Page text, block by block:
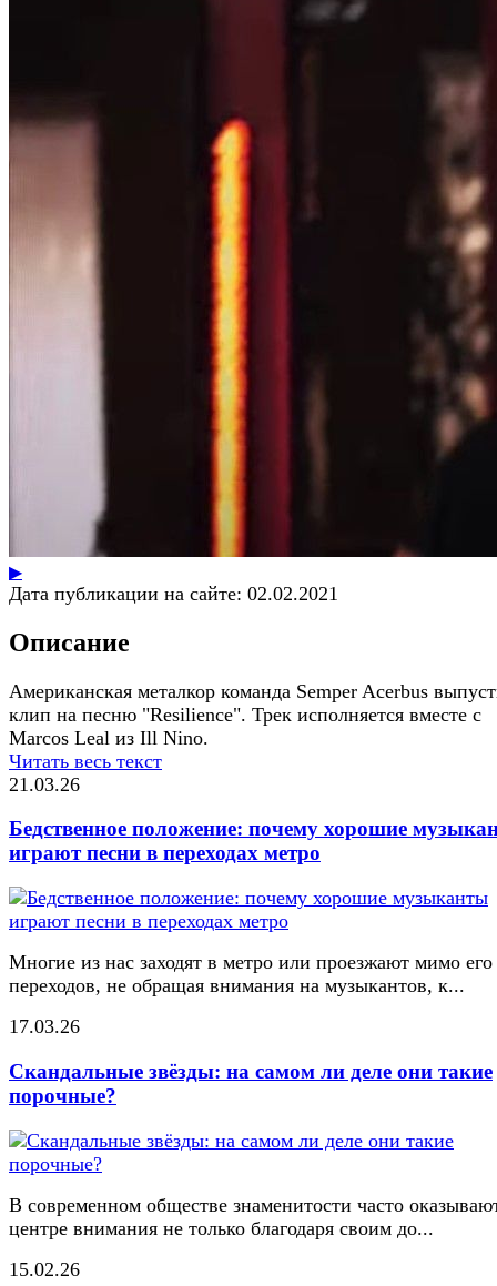
▶
Дата публикации на сайте: 02.02.2021
Описание
Американская металкор команда Semper Acerbus
клип на песню "Resilience". Трек исполняется вместе с
Marcos Leal из Ill Nino.
Читать весь текст
21.03.26
Бедственное положение: почему хорошие
играют песни в переходах метро
Многие из нас заходят в метро или проезжают мимо его
переходов, не обращая внимания на музыкантов, к...
17.03.26
Скандальные звёзды: на самом ли деле они такие
порочные?
В современном обществе знаменитости часто
центре внимания не только благодаря своим до...
15.02.26